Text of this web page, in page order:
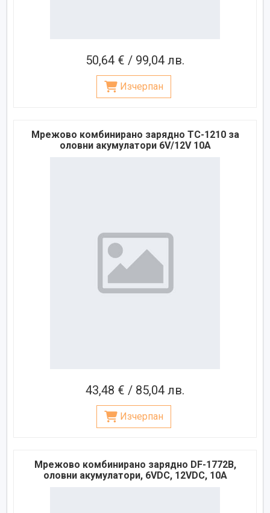
50,64 € / 99,04 лв.
Изчерпан
Мрежово комбинирано зарядно TC-1210 за
оловни акумулатори 6V/12V 10A
43,48 € / 85,04 лв.
Изчерпан
Мрежово комбинирано зарядно DF-1772B,
оловни акумулатори, 6VDC, 12VDC, 10A